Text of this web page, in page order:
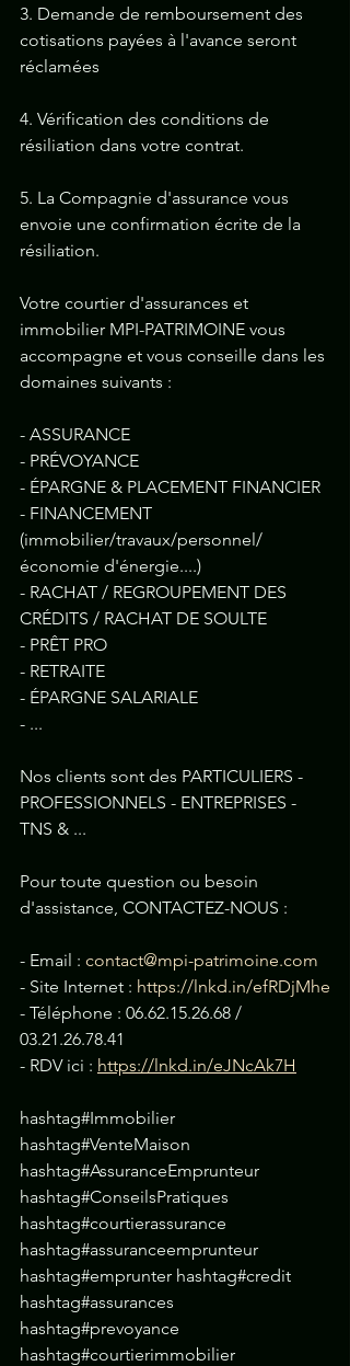
3. Demande de remboursement des
cotisations payées à l'avance seront
réclamées
4. Vérification des conditions de
résiliation dans votre contrat.
5. La Compagnie d'assurance vous
envoie une confirmation écrite de la
résiliation.
Votre courtier d'assurances et
immobilier MPI-PATRIMOINE vous
accompagne et vous conseille dans les
domaines suivants :
- ASSURANCE
- PRÉVOYANCE
- ÉPARGNE & PLACEMENT FINANCIER
- FINANCEMENT
(immobilier/travaux/personnel/
économie d'énergie....)
- RACHAT / REGROUPEMENT DES
CRÉDITS / RACHAT DE SOULTE
- PRÊT PRO
- RETRAITE
- ÉPARGNE SALARIALE
- ...
Nos clients sont des PARTICULIERS -
PROFESSIONNELS - ENTREPRISES -
TNS & ...
Pour toute question ou besoin
d'assistance, CONTACTEZ-NOUS :
- Email : contact@mpi-patrimoine.com
- Site Internet : https://lnkd.in/efRDjMhe
- Téléphone : 06.62.15.26.68 /
03.21.26.78.41
- RDV ici : https://lnkd.in/eJNcAk7H
hashtag#Immobilier
hashtag#VenteMaison
hashtag#AssuranceEmprunteur
hashtag#ConseilsPratiques
hashtag#courtierassurance
hashtag#assuranceemprunteur
hashtag#emprunter hashtag#credit
hashtag#assurances
hashtag#prevoyance
hashtag#courtierimmobilier